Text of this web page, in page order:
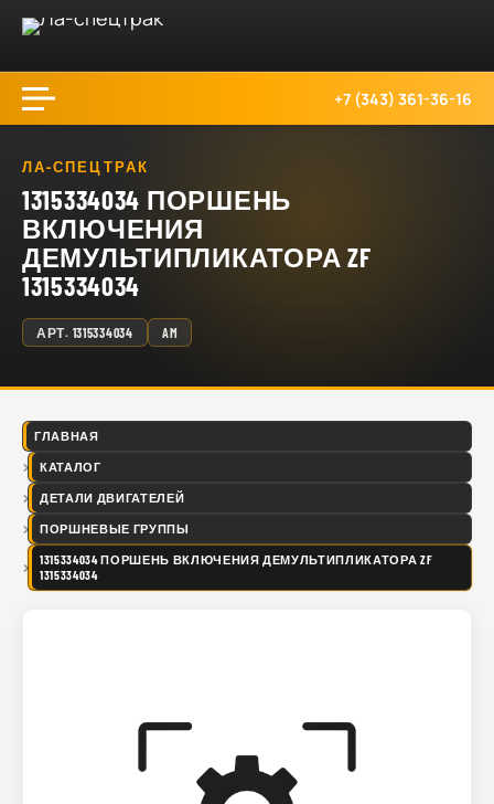
+7 (343) 361-36-16
ЛА-СПЕЦТРАК
1315334034 ПОРШЕНЬ
ВКЛЮЧЕНИЯ
ДЕМУЛЬТИПЛИКАТОРА ZF
1315334034
АРТ. 1315334034 AM
ГЛАВНАЯ
КАТАЛОГ
ДЕТАЛИ ДВИГАТЕЛЕЙ
ПОРШНЕВЫЕ ГРУППЫ
1315334034 ПОРШЕНЬ ВКЛЮЧЕНИЯ ДЕМУЛЬТИПЛИКАТОРА ZF
1315334034